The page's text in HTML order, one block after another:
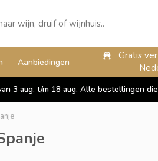
Aanbiedingen
tot wel 10%
Gratis
3 aug. t/m 18 aug. Alle bestellingen